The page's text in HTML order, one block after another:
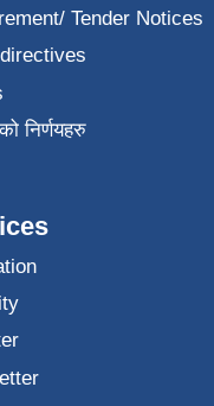
Tender Notices
निर्णयहरु